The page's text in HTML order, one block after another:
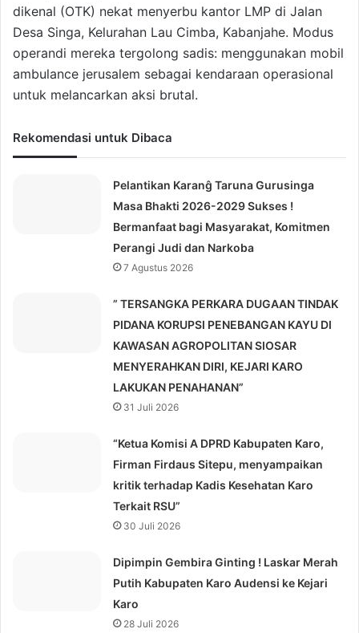
dikenal (OTK) nekat menyerbu kantor LMP di Jalan
Desa Singa, Kelurahan Lau Cimba, Kabanjahe. Modus
operandi mereka tergolong sadis: menggunakan mobil
ambulance jerusalem sebagai kendaraan operasional
untuk melancarkan aksi brutal.
Rekomendasi untuk Dibaca
Pelantikan Karanĝ Taruna Gurusinga
Masa Bhakti 2026-2029 Sukses !
Bermanfaat bagi Masyarakat, Komitmen
Perangi Judi dan Narkoba
7 Agustus 2026
” TERSANGKA PERKARA DUGAAN TINDAK
PIDANA KORUPSI PENEBANGAN KAYU DI
KAWASAN AGROPOLITAN SIOSAR
MENYERAHKAN DIRI, KEJARI KARO
LAKUKAN PENAHANAN”
31 Juli 2026
“Ketua Komisi A DPRD Kabupaten Karo,
Firman Firdaus Sitepu, menyampaikan
kritik terhadap Kadis Kesehatan Karo
Terkait RSU”
30 Juli 2026
Dipimpin Gembira Ginting ! Laskar Merah
Putih Kabupaten Karo Audensi ke Kejari
Karo
28 Juli 2026